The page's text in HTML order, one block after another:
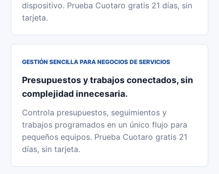
dispositivo. Prueba Cuotaro gratis 21 días, sin
tarjeta.
GESTIÓN SENCILLA PARA NEGOCIOS DE SERVICIOS
Presupuestos y trabajos conectados, sin
complejidad innecesaria.
Controla presupuestos, seguimientos y
trabajos programados en un único flujo para
pequeños equipos. Prueba Cuotaro gratis 21
días, sin tarjeta.